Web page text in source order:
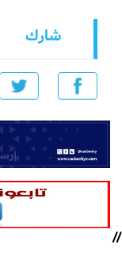
شارك
//